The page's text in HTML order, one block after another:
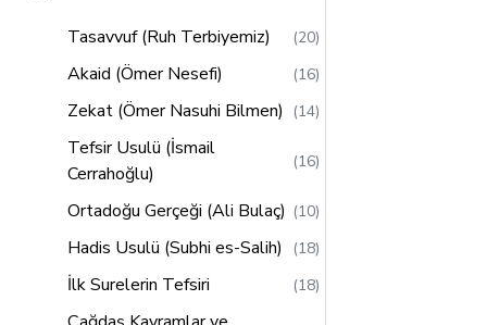
Saffat Suresi (13)
Lokman Suresi (11)
Sebe Suresi (12)
Zumer Suresi (16)
Müddessir Suresi
Al-i İmran Suresi (58)
(2)
(2)
Tasavvuf (Ruh Terbiyemiz)
(20)
Akaid (Ömer Nesefi) (16)
Zekat (Ömer Nasuhi Bilmen) (14)
Tefsir Usulü (İsmail
Cerrahoğlu)
(16)
Ortadoğu Gerçeği (Ali Bulaç) (10)
Hadis Usulü (Subhi es-Salih) (18)
İlk Surelerin Tefsiri (18)